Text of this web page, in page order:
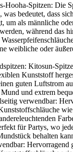
Hooha-Spitzen: Die
bedeutet, dass
um als männliche
während das
weibliche oder
Kitosun-
Kunststoff
guten Luftstrom
und extrem
verwendbar:
für Partys, wo
behalten
Hervorragend